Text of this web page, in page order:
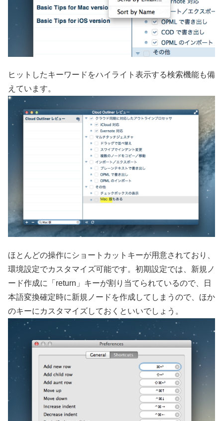
ヒットしたキーワードをハイライト表示する検索機能も備
えています。
ほとんどの操作にショートカットキーが用意されており、
環境設定でカスタマイズ可能です。初期設定では、新規ノ
ード作成に「return」キーが割り当てられているので、日
本語変換確定時に新規ノードを作成してしまうので、ほか
のキーにカスタマイズしておくといいでしょう。